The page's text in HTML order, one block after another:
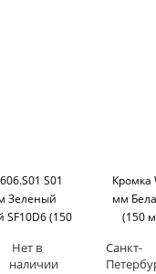
S01
Зеленый
SF10D6 (150
Нет в
наличии
Кромка
мм
(150
Санкт-